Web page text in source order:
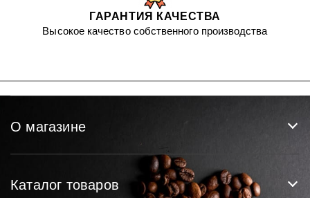
ГАРАНТИЯ КАЧЕСТВА
Высокое качество собственного производства
О магазине
Каталог товаров